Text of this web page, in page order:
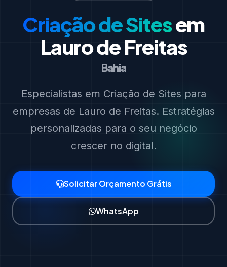
Criação de Sitesem
Lauro de Freitas
Bahia
Especialistas em Criação de Sites para
empresas de Lauro de Freitas. Estratégias
personalizadas para o seu negócio
crescer no digital.
Solicitar Orçamento Grátis
WhatsApp